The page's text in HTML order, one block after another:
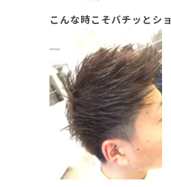
こんな時こそバチッとシ